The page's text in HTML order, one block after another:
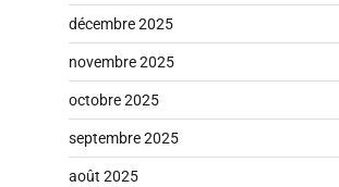
décembre 2025
novembre 2025
octobre 2025
septembre 2025
août 2025